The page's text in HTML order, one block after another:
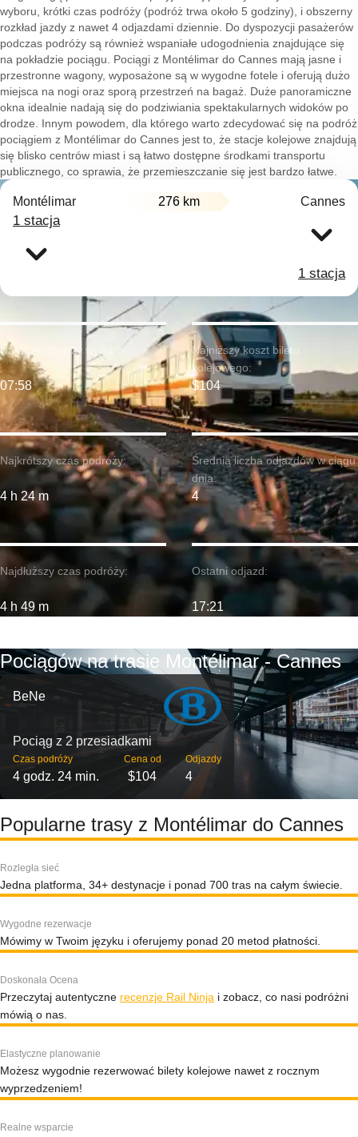
wyboru, krótki czas podróży (podróż trwa około 5 godziny), i obszerny
rozkład jazdy z nawet 4 odjazdami dziennie. Do dyspozycji pasażerów
podczas podróży są również wspaniałe udogodnienia znajdujące się
na pokładzie pociągu. Pociągi z Montélimar do Cannes mają jasne i
przestronne wagony, wyposażone są w wygodne fotele i oferują dużo
miejsca na nogi oraz sporą przestrzeń na bagaż. Duże panoramiczne
okna idealnie nadają się do podziwiania spektakularnych widoków po
drodze. Innym powodem, dla którego warto zdecydować się na podróż
pociągiem z Montélimar do Cannes jest to, że stacje kolejowe znajdują
się blisko centrów miast i są łatwo dostępne środkami transportu
publicznego, co sprawia, że przemieszczanie się jest bardzo łatwe.
Montélimar 276 km Cannes
1 stacja
1 stacja
Najkrótszy czas podróży:
4 h 24 m
Najwcześniejszy wyjazd:
07:58
Najdłuższy czas podróży:
4 h 49 m
Najniższy koszt biletu
kolejowego:
$104
Średnia liczba odjazdów w ciągu
dnia:
4
Ostatni odjazd:
17:21
Pociągów na trasie Montélimar - Cannes
BeNe
Pociąg z 2 przesiadkami
Czas podróży
4 godz. 24 min.
Cena od
$104
Odjazdy
4
Popularne trasy z Montélimar do Cannes
Rozległa sieć
Jedna platforma, 34+ destynacje i ponad 700 tras na całym świecie.
Wygodne rezerwacje
Mówimy w Twoim języku i oferujemy ponad 20 metod płatności.
Doskonała Ocena
Przeczytaj autentyczne recenzje Rail Ninja i zobacz, co nasi podróżni
mówią o nas.
Elastyczne planowanie
Możesz wygodnie rezerwować bilety kolejowe nawet z rocznym
wyprzedzeniem!
Realne wsparcie